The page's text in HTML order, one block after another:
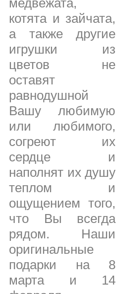
медвежата,
котята и зайчата,
а также другие
игрушки из
цветов не
оставят
равнодушной
Вашу любимую
или любимого,
согреют их
сердце и
наполнят их душу
теплом и
ощущением того,
что Вы всегда
рядом. Наши
оригинальные
подарки на 8
марта и 14